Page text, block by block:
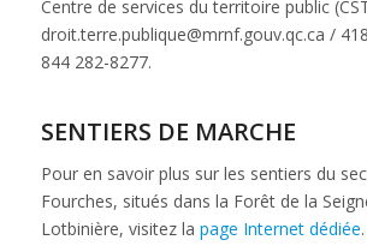
Centre de services du territoire public
droit.terre.publique@mrnf.gouv.qc.ca /
844 282-8277.
SENTIERS DE MARCHE
Pour en savoir plus sur les sentiers du
Fourches, situés dans la Forêt de la
Lotbinière, visitez la page Internet dédiée.